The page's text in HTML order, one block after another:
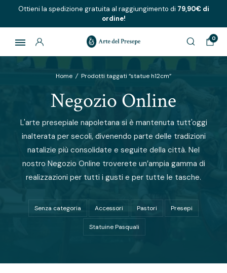
Ottieni la spedizione gratuita al raggiungimento di 79,90€ di
ordine!
0
Home / Prodotti taggati “statue h12cm”
Negozio Online
L'arte presepiale napoletana si è mantenuta tutt'oggi
inalterata per secoli, divenendo parte delle tradizioni
natalizie più consolidate e seguite della città. Nel
nostro Negozio Online troverete un′ampia gamma di
realizzazioni per tutti i gusti e per tutte le tasche.
Senza categoria Accessori Pastori Presepi
Statuine Pasquali